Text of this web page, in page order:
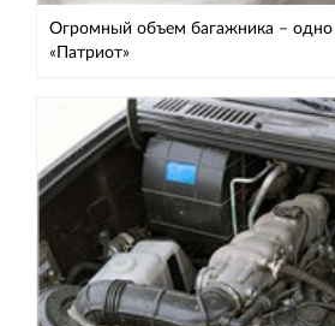
Огромный объем багажника – одно
«Патриот»